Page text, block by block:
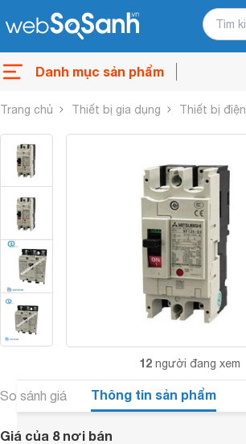
Danh mục sản phẩm
Trang chủ Thiết bị gia dụng Thiết bị điện
12 người đang xem
So sánh giá Thông tin sản phẩm
Giá của 8 nơi bán